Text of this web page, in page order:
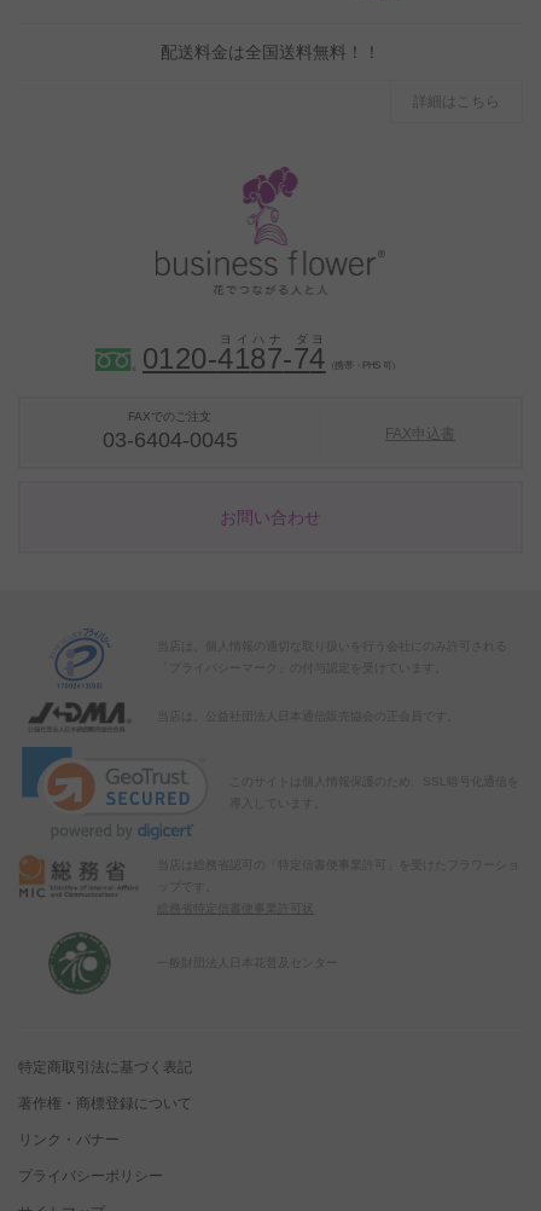
配送料金は全国送料無料！！
詳細はこちら
0120-4187-74 （携帯・PHS 可）
FAXでのご注文
03-6404-0045 FAX申込書
お問い合わせ
当店は、個人情報の適切な取り扱いを行う会社にのみ許可される
「プライバシーマーク」の付与認定を受けています。
当店は、公益社団法人日本通信販売協会の正会員です。
このサイトは個人情報保護のため、SSL暗号化通信を
導入しています。
当店は総務省認可の「特定信書便事業許可」を受けたフラワーショ
総務省特定信書便事業許可状
特定商取引法に基づく表記
著作権・商標登録について
リンク・バナー
プライバシーポリシー